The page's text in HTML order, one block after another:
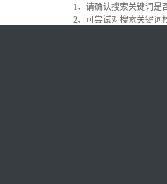
1、请确认搜索关键词是
2、可尝试对搜索关键词